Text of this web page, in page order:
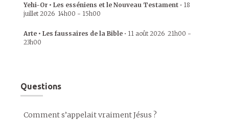
Yehi-Or • Les esséniens et le Nouveau Testament • 18
juillet 2026 14h00 - 15h00
Arte • Les faussaires de la Bible • 11 août 2026 21h00 -
23h00
Questions
Comment s’appelait vraiment Jésus ?